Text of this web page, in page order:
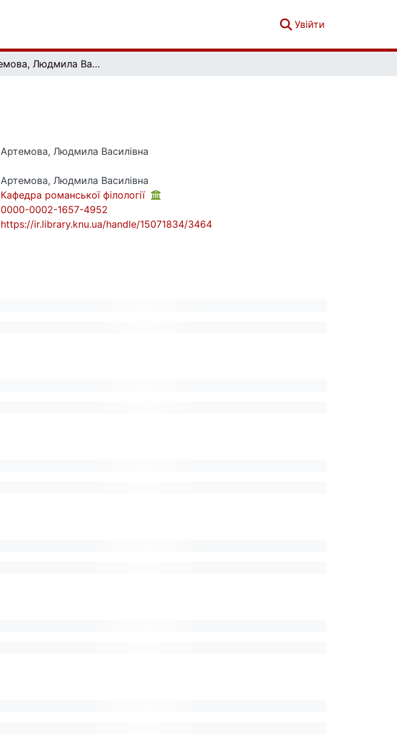
Увійти
Артемова, Людмила Василівна
Артемова, Людмила Василівна
Артемова, Людмила Василівна
Кафедра романської філології
0000-0002-1657-4952
https://ir.library.knu.ua/handle/15071834/3464